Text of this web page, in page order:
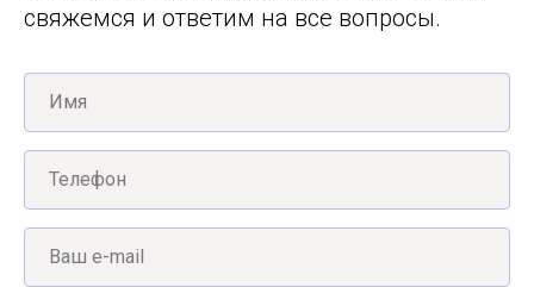
свяжемся и ответим на все вопросы.